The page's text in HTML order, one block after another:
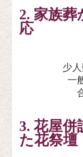
2. 家族
応
少
一
3. 花屋
た花祭壇